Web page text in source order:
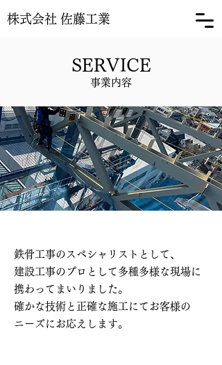
株式会社 佐藤工業
SERVICE
事業内容
鉄骨工事のスペシャリストとして、
建設工事のプロとして多種多様な現場に
携わってまいりました。
確かな技術と正確な施工にてお客様の
ニーズにお応えします。